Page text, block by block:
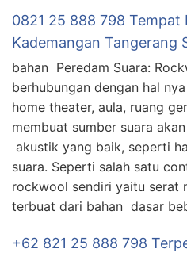
0821 25 888 798 Tempat
Kademangan Tangerang
bahan Peredam Suara:
berhubungan dengan hal
home theater, aula, ruang
membuat sumber suara
akustik yang baik, seperti
suara. Seperti salah satu
rockwool sendiri yaitu serat
terbuat dari bahan dasar
+62 821 25 888 798